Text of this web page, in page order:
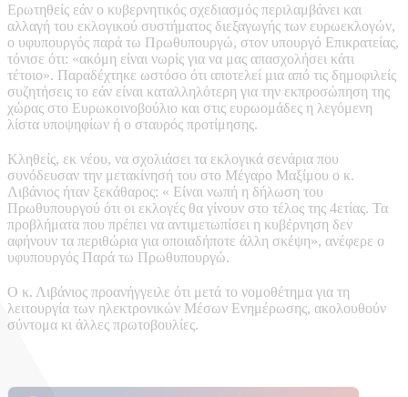
Ερωτηθείς εάν ο κυβερνητικός σχεδιασμός περιλαμβάνει και
αλλαγή του εκλογικού συστήματος διεξαγωγής των ευρωεκλογών,
ο υφυπουργός παρά τω Πρωθυπουργώ, στον υπουργό Επικρατείας,
τόνισε ότι: «ακόμη είναι νωρίς για να μας απασχολήσει κάτι
τέτοιο». Παραδέχτηκε ωστόσο ότι αποτελεί μια από τις δημοφιλείς
συζητήσεις το εάν είναι καταλληλότερη για την εκπροσώπηση της
χώρας στο Ευρωκοινοβούλιο και στις ευρωομάδες η λεγόμενη
λίστα υποψηφίων ή ο σταυρός προτίμησης.
Κληθείς, εκ νέου, να σχολιάσει τα εκλογικά σενάρια που
συνόδευσαν την μετακίνησή του στο Μέγαρο Μαξίμου ο κ.
Λιβάνιος ήταν ξεκάθαρος: « Είναι νωπή η δήλωση του
Πρωθυπουργού ότι οι εκλογές θα γίνουν στο τέλος της 4ετίας. Τα
προβλήματα που πρέπει να αντιμετωπίσει η κυβέρνηση δεν
αφήνουν τα περιθώρια για οποιαδήποτε άλλη σκέψη», ανέφερε ο
υφυπουργός Παρά τω Πρωθυπουργώ.
Ο κ. Λιβάνιος προανήγγειλε ότι μετά το νομοθέτημα για τη
λειτουργία των ηλεκτρονικών Μέσων Ενημέρωσης, ακολουθούν
σύντομα κι άλλες πρωτοβουλίες.